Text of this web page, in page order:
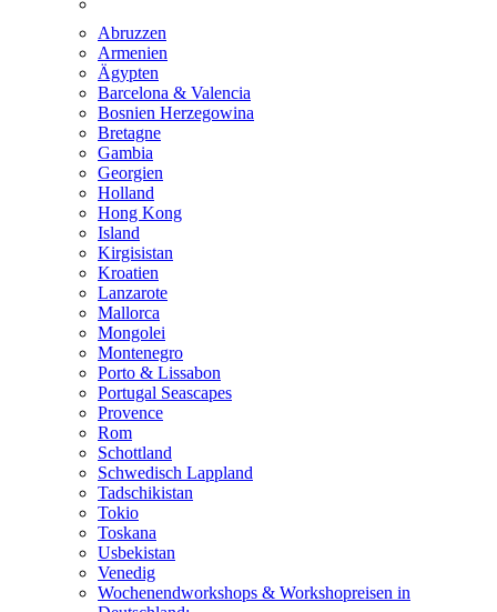
Abruzzen
Armenien
Ägypten
Barcelona & Valencia
Bosnien Herzegowina
Bretagne
Gambia
Georgien
Holland
Hong Kong
Island
Kirgisistan
Kroatien
Lanzarote
Mallorca
Mongolei
Montenegro
Porto & Lissabon
Portugal Seascapes
Provence
Rom
Schottland
Schwedisch Lappland
Tadschikistan
Tokio
Toskana
Usbekistan
Venedig
Wochenendworkshops & Workshopreisen in